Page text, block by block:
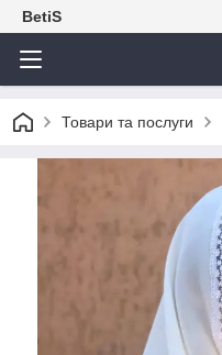
BetiS
Товари та послуги